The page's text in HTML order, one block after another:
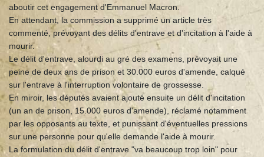
aboutir cet engagement d'Emmanuel Macron.
En attendant, la commission a supprimé un article très
commenté, prévoyant des délits d'entrave et d'incitation à l'aide à
mourir.
Le délit d'entrave, alourdi au gré des examens, prévoyait une
peine de deux ans de prison et 30.000 euros d'amende, calqué
sur l'entrave à l'interruption volontaire de grossesse.
En miroir, les députés avaient ajouté ensuite un délit d'incitation
(un an de prison, 15.000 euros d'amende), réclamé notamment
par les opposants au texte, et punissant d'éventuelles pressions
sur une personne pour qu'elle demande l'aide à mourir.
La formulation du délit d'entrave "va beaucoup trop loin" pour